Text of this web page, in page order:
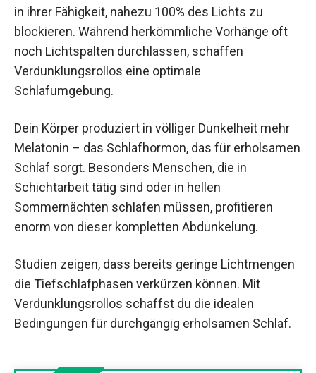
in ihrer Fähigkeit, nahezu 100% des Lichts zu
blockieren. Während herkömmliche Vorhänge oft
noch Lichtspalten durchlassen, schaffen
Verdunklungsrollos eine optimale
Schlafumgebung.
Dein Körper produziert in völliger Dunkelheit mehr
Melatonin – das Schlafhormon, das für erholsamen
Schlaf sorgt. Besonders Menschen, die in
Schichtarbeit tätig sind oder in hellen
Sommernächten schlafen müssen, profitieren
enorm von dieser kompletten Abdunkelung.
Studien zeigen, dass bereits geringe Lichtmengen
die Tiefschlafphasen verkürzen können. Mit
Verdunklungsrollos schaffst du die idealen
Bedingungen für durchgängig erholsamen Schlaf.